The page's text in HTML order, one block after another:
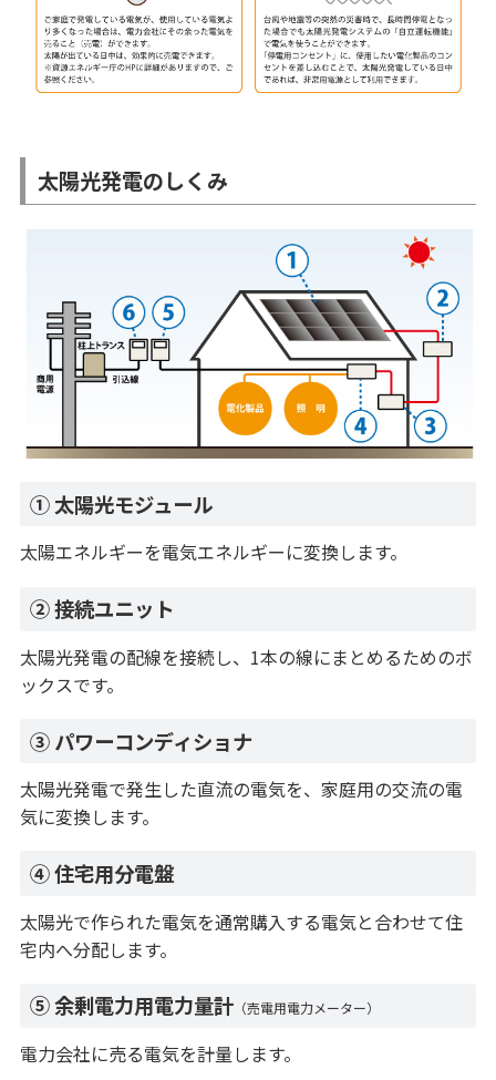
太陽光発電のしくみ
① 太陽光モジュール
太陽エネルギーを電気エネルギーに変換します。
② 接続ユニット
太陽光発電の配線を接続し、1本の線にまとめるためのボ
ックスです。
③ パワーコンディショナ
太陽光発電で発生した直流の電気を、家庭用の交流の電
気に変換します。
④ 住宅用分電盤
太陽光で作られた電気を通常購入する電気と合わせて住
宅内へ分配します。
⑤ 余剰電力用電力量計（売電用電力メーター）
電力会社に売る電気を計量します。